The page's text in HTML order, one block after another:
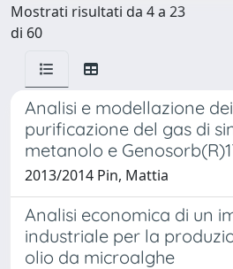
Mostrati risultati da 4 a 23
di 60
Analisi e modellazione
purificazione del gas di
metanolo e
2013/2014 Pin, Mattia
Analisi economica di un
industriale per la
olio da microalghe